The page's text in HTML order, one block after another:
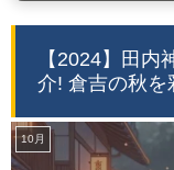
【2024】田
介! 倉吉の秋を
10月